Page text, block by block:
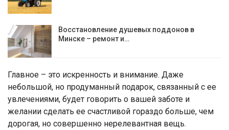
Восстановление душевых поддонов в
Минске – ремонт и…
Главное – это искренность и внимание. Даже
небольшой, но продуманный подарок, связанный с ее
увлечениями, будет говорить о вашей заботе и
желании сделать ее счастливой гораздо больше, чем
дорогая, но совершенно нерелевантная вещь.